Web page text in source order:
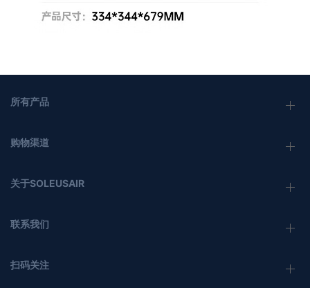
所有产品
购物渠道
关于SOLEUSAIR
联系我们
扫码关注